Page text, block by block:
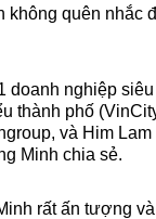
không quên nhắc
doanh nghiệp
thành phố
và Him
Minh chia sẻ.
rất ấn tượng